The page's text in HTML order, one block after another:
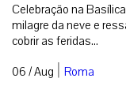
Celebração na
milagre da neve e
cobrir as feridas...
06 / Aug | Roma